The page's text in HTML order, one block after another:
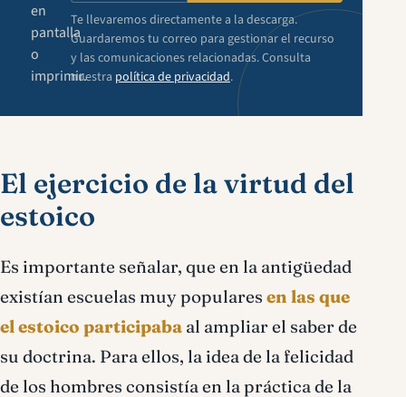
en
pantalla
o
imprimir.
Te llevaremos directamente a la descarga.
Guardaremos tu correo para gestionar el recurso
y las comunicaciones relacionadas. Consulta
nuestra política de privacidad.
El ejercicio de la virtud del
estoico
Es importante señalar, que en la antigüedad
existían escuelas muy populares en las que
el estoico participaba al ampliar el saber de
su doctrina. Para ellos, la idea de la felicidad
de los hombres consistía en la práctica de la